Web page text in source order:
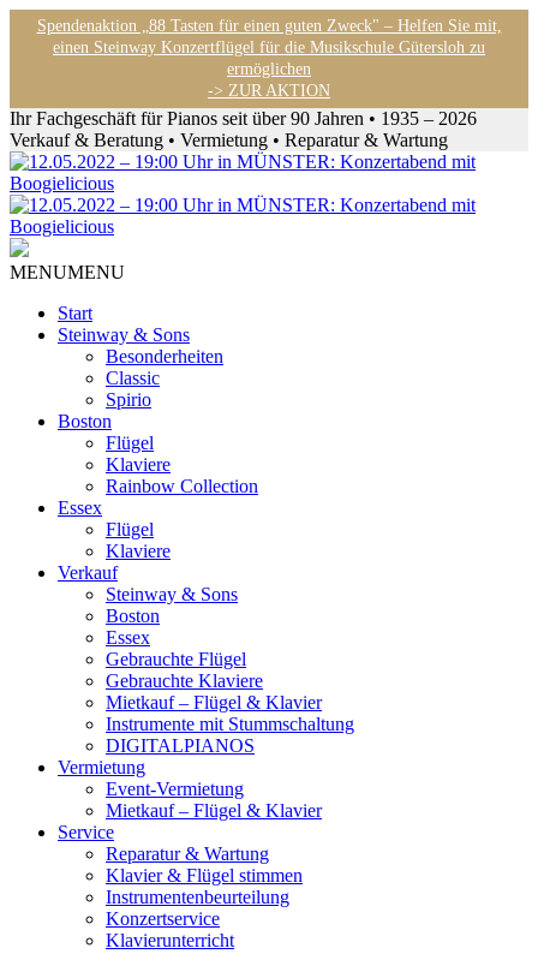
Spendenaktion „88 Tasten für einen guten Zweck" – Helfen Sie mit,
einen Steinway Konzertflügel für die Musikschule Gütersloh zu
ermöglichen
-> ZUR AKTION
Ihr Fachgeschäft für Pianos seit über 90 Jahren • 1935 – 2026
Verkauf & Beratung • Vermietung • Reparatur & Wartung
MENUMENU
Start
Steinway & Sons
Besonderheiten
Classic
Spirio
Boston
Flügel
Klaviere
Rainbow Collection
Essex
Flügel
Klaviere
Verkauf
Steinway & Sons
Boston
Essex
Gebrauchte Flügel
Gebrauchte Klaviere
Mietkauf – Flügel & Klavier
Instrumente mit Stummschaltung
DIGITALPIANOS
Vermietung
Event-Vermietung
Mietkauf – Flügel & Klavier
Service
Reparatur & Wartung
Klavier & Flügel stimmen
Instrumentenbeurteilung
Konzertservice
Klavierunterricht